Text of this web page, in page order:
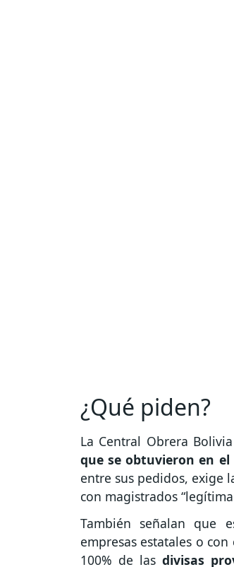
¿Qué piden?
La Central Obrera
que se obtuvieron en el
entre sus pedidos, exige
con magistrados
También señalan que
empresas estatales o
100% de las divisas